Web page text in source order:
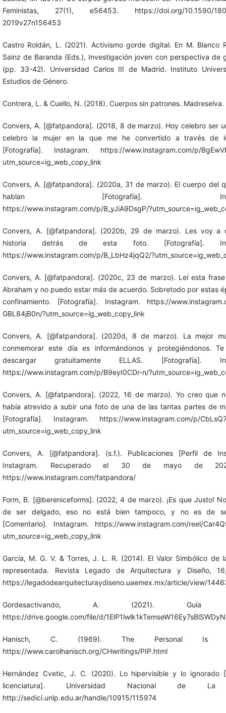
Feministas, 27(1), e56453. https://doi.org/10.1590/
2019v27n156453
Castro Roldán, L. (2021). Activismo gorde digital. En M. Blanco
Sainz de Baranda (Eds.), Investigación joven con perspectiva de
(pp. 33-42). Universidad Carlos III de Madrid. Instituto
Estudios de Género.
Contrera, L. & Cuello, N. (2018). Cuerpos sin patrones. Madreselva.
Convers, A. [@fatpandora]. (2018, 8 de marzo). Hoy celebro ser
celebro la mujer en la que me he convertido a través de
[Fotografía]. Instagram. https://www.instagram.com/p/
utm_source=ig_web_copy_link
Convers, A. [@fatpandora]. (2020a, 31 de marzo). El cuerpo del
hablan [Fotografía].
https://www.instagram.com/p/B_yJiA9DsgP/
Convers, A. [@fatpandora]. (2020b, 29 de marzo). Les voy a
historia detrás de esta foto. [Fotografía].
https://www.instagram.com/p/B_LbHz4jqQ2/
Convers, A. [@fatpandora]. (2020c, 23 de marzo). Leí esta
Abraham y no puedo estar más de acuerdo. Sobretodo por estas
confinamiento. [Fotografía]. Instagram. https://
GBL84jB0n/?utm_source=ig_web_copy_link
Convers, A. [@fatpandora]. (2020d, 8 de marzo). La mejor
conmemorar este día es informándonos y protegiéndonos.
descargar gratuitamente ELLAS. [Fotografía].
https://www.instagram.com/p/B9eyI0CDr-n/
Convers, A. [@fatpandora]. (2022, 16 de marzo). Yo creo que
había atrevido a subir una foto de una de las tantas partes de
[Fotografía]. Instagram. https://www.instagram.com/p/
utm_source=ig_web_copy_link
Convers, A. [@fatpandora]. (s.f.). Publicaciones [Perfil de
Instagram. Recuperado el 30 de mayo de
https://www.instagram.com/fatpandora/
Form, B. [@bereniceforms]. (2022, 4 de marzo). ¡Es que Justo!
de ser delgado, eso no está bien tampoco, y no es de
[Comentario]. Instagram. https://www.instagram.com/reel/
utm_source=ig_web_copy_link
García, M. G. V. & Torres, J. L. R. (2014). El Valor Simbólico de
representada. Revista Legado de Arquitectura y Diseño,
https://legadodearquitecturaydiseno.uaemex.mx/article/view/
Gordesactivando, A. (2021). Guía
https://drive.google.com/file/d/
Hanisch, C. (1969). The Personal Is
https://www.carolhanisch.org/CHwritings/PIP.html
Hernández Cvetic, J. C. (2020). Lo hipervisible y lo ignorado
licenciatura]. Universidad Nacional de La
http://sedici.unlp.edu.ar/handle/10915/115974